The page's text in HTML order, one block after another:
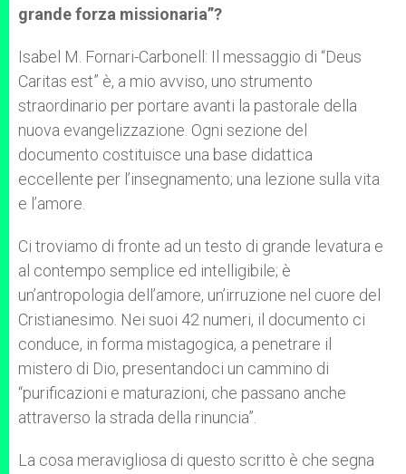
grande forza missionaria”?
Isabel M. Fornari-Carbonell: Il messaggio di “Deus
Caritas est” è, a mio avviso, uno strumento
straordinario per portare avanti la pastorale della
nuova evangelizzazione. Ogni sezione del
documento costituisce una base didattica
eccellente per l’insegnamento; una lezione sulla vita
e l’amore.
Ci troviamo di fronte ad un testo di grande levatura e
al contempo semplice ed intelligibile; è
un’antropologia dell’amore, un’irruzione nel cuore del
Cristianesimo. Nei suoi 42 numeri, il documento ci
conduce, in forma mistagogica, a penetrare il
mistero di Dio, presentandoci un cammino di
“purificazioni e maturazioni, che passano anche
attraverso la strada della rinuncia”.
La cosa meravigliosa di questo scritto è che segna